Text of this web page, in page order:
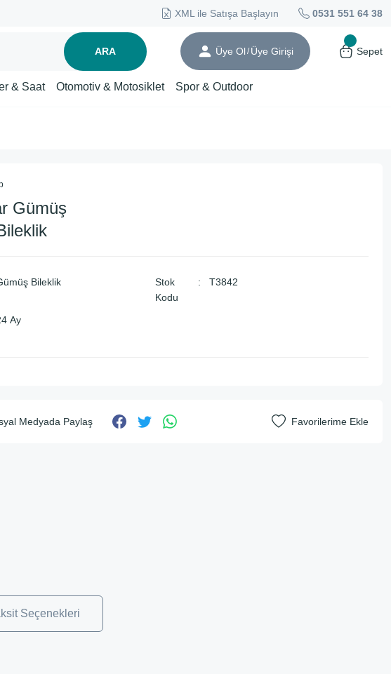
XML ile Satışa Başlayın 0531 551 64 38
ARA Üye Ol/ Üye Girişi Sepet
& Saat Otomotiv & Motosiklet Spor & Outdoor
Gümüş
Bileklik
Stok
Kodu
T3842
Ay
Medyada Paylaş
Seçenekleri